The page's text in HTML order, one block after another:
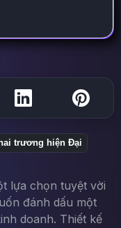
trương hiện Đại
lựa chọn tuyệt vời
đánh dấu một
doanh. Thiết kế